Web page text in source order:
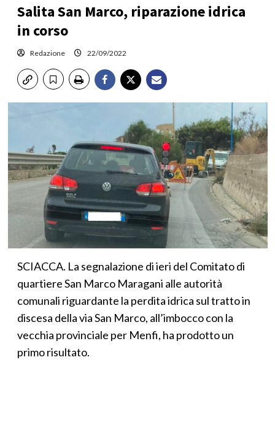
Salita San Marco, riparazione idrica
in corso
Redazione 22/09/2022
SCIACCA. La segnalazione di ieri del Comitato di
quartiere San Marco Maragani alle autorità
comunali riguardante la perdita idrica sul tratto in
discesa della via San Marco, all’imbocco con la
vecchia provinciale per Menfi, ha prodotto un
primo risultato.